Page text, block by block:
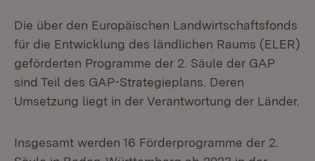
Die über den Europäischen Landwirtschaftsfonds
für die Entwicklung des ländlichen Raums (ELER)
geförderten Programme der 2. Säule der GAP
sind Teil des GAP-Strategieplans. Deren
Umsetzung liegt in der Verantwortung der Länder.
Insgesamt werden 16 Förderprogramme der 2.